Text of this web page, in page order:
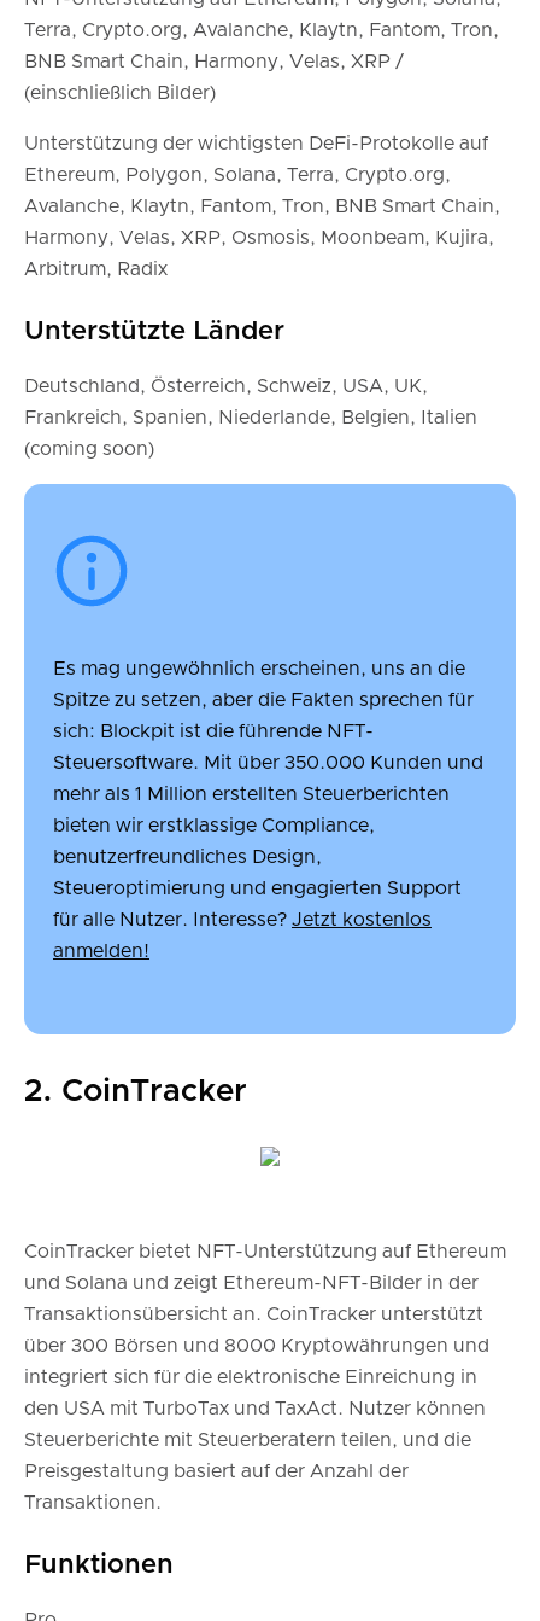
Terra, Crypto.org, Avalanche, Klaytn, Fantom, Tron,
BNB Smart Chain, Harmony, Velas, XRP /
(einschließlich Bilder)
Unterstützung der wichtigsten DeFi-Protokolle auf
Ethereum, Polygon, Solana, Terra, Crypto.org,
Avalanche, Klaytn, Fantom, Tron, BNB Smart Chain,
Harmony, Velas, XRP, Osmosis, Moonbeam, Kujira,
Arbitrum, Radix
Unterstützte Länder
Deutschland, Österreich, Schweiz, USA, UK,
Frankreich, Spanien, Niederlande, Belgien, Italien
(coming soon)
Es mag ungewöhnlich erscheinen, uns an die
Spitze zu setzen, aber die Fakten sprechen für
sich: Blockpit ist die führende NFT-
Steuersoftware. Mit über 350.000 Kunden und
mehr als 1 Million erstellten Steuerberichten
bieten wir erstklassige Compliance,
benutzerfreundliches Design,
Steueroptimierung und engagierten Support
für alle Nutzer. Interesse? Jetzt kostenlos
anmelden!
2. CoinTracker
CoinTracker bietet NFT-Unterstützung auf Ethereum
und Solana und zeigt Ethereum-NFT-Bilder in der
Transaktionsübersicht an. CoinTracker unterstützt
über 300 Börsen und 8000 Kryptowährungen und
integriert sich für die elektronische Einreichung in
den USA mit TurboTax und TaxAct. Nutzer können
Steuerberichte mit Steuerberatern teilen, und die
Preisgestaltung basiert auf der Anzahl der
Transaktionen.
Funktionen